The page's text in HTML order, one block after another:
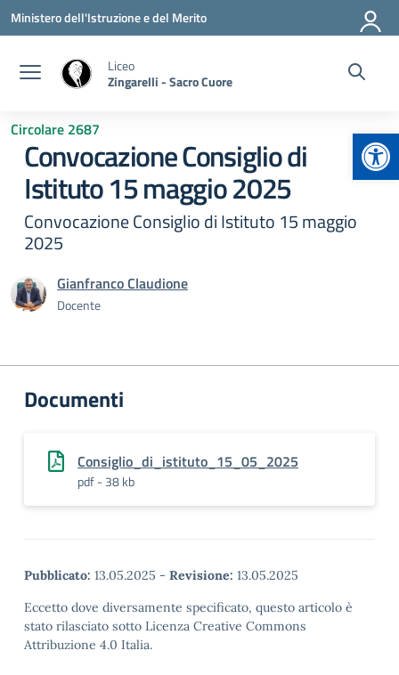
Vai ai contenuti
Vai al menu di navigazione
Vai al footer
Ministero dell'Istruzione e del Merito
Liceo
Zingarelli - Sacro Cuore
Circolare 2687
Convocazione Consiglio di
Istituto 15 maggio 2025
Convocazione Consiglio di Istituto 15 maggio
2025
Gianfranco Claudione
Docente
Documenti
Consiglio_di_istituto_15_05_2025
pdf - 38 kb
Pubblicato: 13.05.2025 - Revisione: 13.05.2025
Eccetto dove diversamente specificato, questo articolo è
stato rilasciato sotto Licenza Creative Commons
Attribuzione 4.0 Italia.